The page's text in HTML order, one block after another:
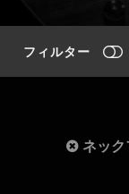
フィルター
ネッ